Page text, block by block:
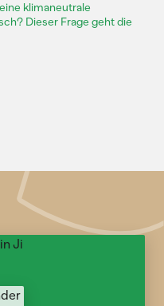
klimaneutrale
Dieser Frage geht die